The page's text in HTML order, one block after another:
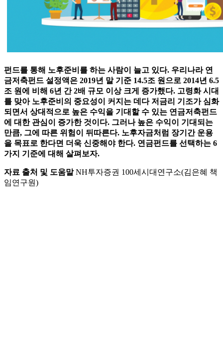
펀드를 통해 노후준비를 하는 사람이 늘고 있다. 우리나라 연
금저축펀드 설정액은 2019년 말 기준 14.5조 원으로 2014년 6.5
조 원에 비해 6년 간 2배 규모 이상 크게 증가했다. 고령화 시대
를 맞아 노후준비의 중요성이 커지는 데다 저금리 기조가 심화
되면서 상대적으로 높은 수익을 기대할 수 있는 연금저축펀드
에 대한 관심이 증가한 것이다. 그러나 높은 수익이 기대되는
만큼, 그에 따른 위험이 뒤따른다. 노후자금처럼 장기간 운용
을 목표로 한다면 더욱 신중해야 한다. 연금펀드를 선택하는 6
가지 기준에 대해 살펴보자.
자료 출처 및 도움말NH투자증권 100세시대연구소(김은혜 책
임연구원)